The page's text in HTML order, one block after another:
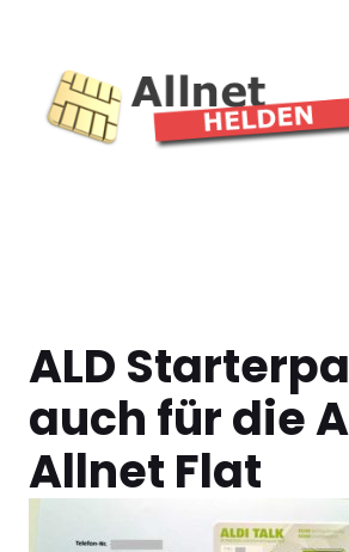
springen
ALD
auch für die
Allnet Flat